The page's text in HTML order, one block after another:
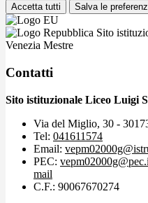
Accetta tutti Salva le
Sito
Venezia Mestre
Contatti
Sito istituzionale Liceo Luigi
Via del Miglio, 30 -
Tel: 041611574
Email:
PEC:
mail
C.F.: 90067670274